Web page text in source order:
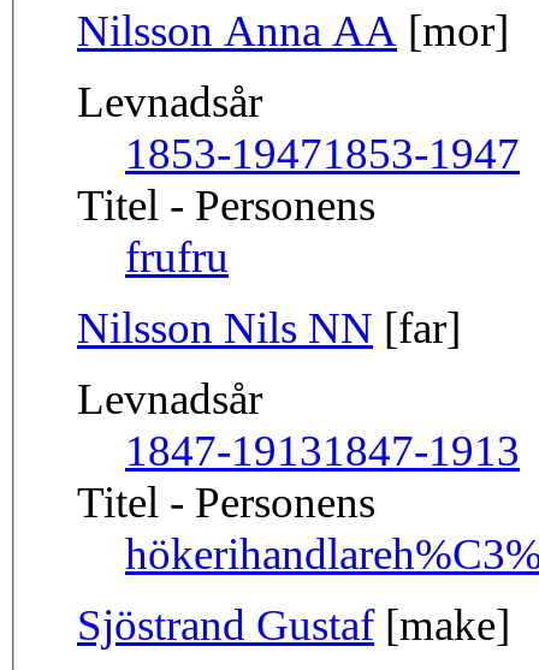
Nilsson Anna AA [mor]
Levnadsår
1853-19471853-1947
Titel - Personens
frufru
Nilsson Nils NN [far]
Levnadsår
1847-19131847-1913
Titel - Personens
hökerihandlare
Sjöstrand Gustaf[make]